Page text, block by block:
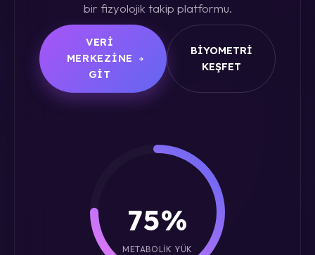
bir fizyolojik takip platformu.
VERI
MERKEZINE
GIT
BIYOMETRI
KEŞFET
75%
METABOLIK YÜK